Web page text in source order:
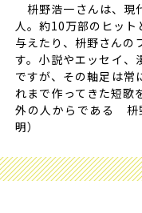
枡野浩一さんは、現
人。約10万部のヒット
与えたり、枡野さんの
す。小説やエッセイ、
ですが、その軸足は常
れまで作ってきた短歌
外の人からである 枡
明）